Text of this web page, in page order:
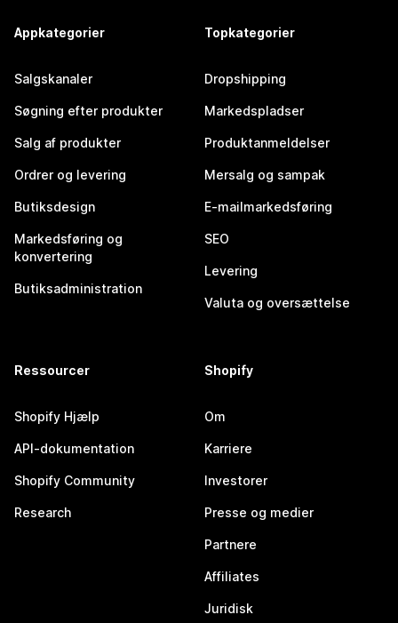
Appkategorier
Salgskanaler
Søgning efter produkter
Salg af produkter
Ordrer og levering
Butiksdesign
Markedsføring og
konvertering
Butiksadministration
Topkategorier
Dropshipping
Markedspladser
Produktanmeldelser
Mersalg og sampak
E-mailmarkedsføring
SEO
Levering
Valuta og oversættelse
Ressourcer
Shopify Hjælp
API-dokumentation
Shopify Community
Research
Shopify
Om
Karriere
Investorer
Presse og medier
Partnere
Affiliates
Juridisk